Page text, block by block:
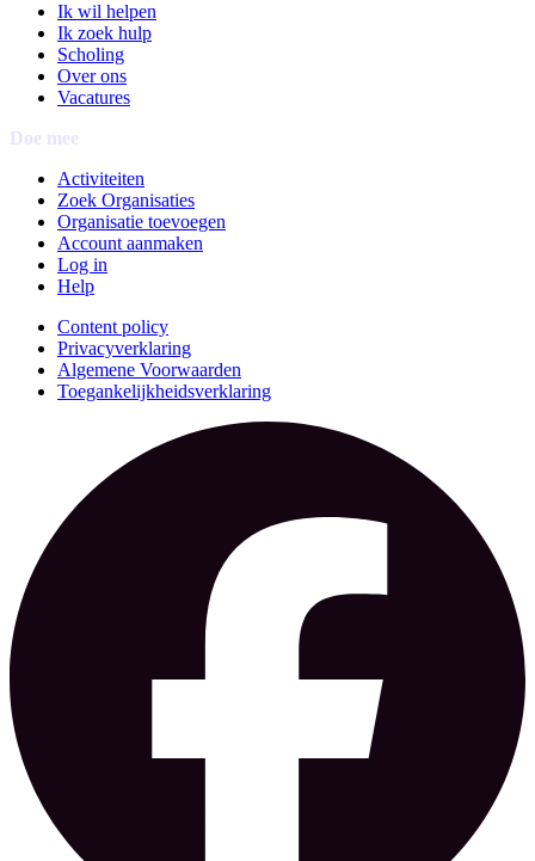
Ik wil helpen
Ik zoek hulp
Scholing
Over ons
Vacatures
Doe mee
Activiteiten
Zoek Organisaties
Organisatie toevoegen
Account aanmaken
Log in
Help
Content policy
Privacyverklaring
Algemene Voorwaarden
Toegankelijkheidsverklaring